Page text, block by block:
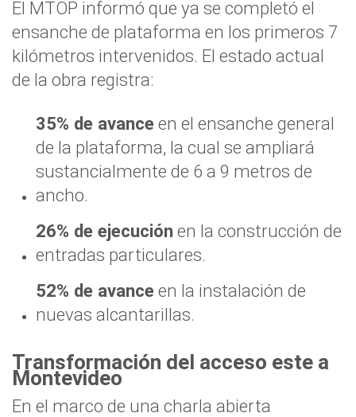
El MTOP informó que ya se completó el
ensanche de plataforma en los primeros 7
kilómetros intervenidos. El estado actual
de la obra registra:
35% de avance en el ensanche general
de la plataforma, la cual se ampliará
sustancialmente de 6 a 9 metros de
ancho.
26% de ejecución en la construcción de
entradas particulares.
52% de avance en la instalación de
nuevas alcantarillas.
Transformación del acceso este a
Montevideo
En el marco de una charla abierta